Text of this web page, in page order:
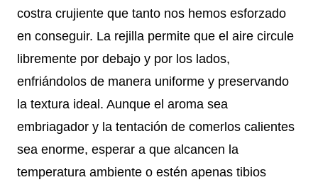
costra crujiente que tanto nos hemos esforzado
en conseguir. La rejilla permite que el aire circule
libremente por debajo y por los lados,
enfriándolos de manera uniforme y preservando
la textura ideal. Aunque el aroma sea
embriagador y la tentación de comerlos calientes
sea enorme, esperar a que alcancen la
temperatura ambiente o estén apenas tibios